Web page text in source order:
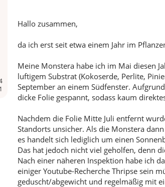
1
Hallo zusammen,
da ich erst seit etwa einem Jahr im
Meine Monstera habe ich im Mai diesen
luftigem Substrat (Kokoserde, Perlite,
September an einem Südfenster.
dicke Folie gespannt, sodass kaum
Nachdem die Folie Mitte Juli entfernt
Standorts unsicher. Als die Monstera
es handelt sich lediglich um einen
Das hat jedoch nicht viel geholfen, denn
Nach einer näheren Inspektion habe ich
einiger Youtube-Recherche Thripse sein
geduscht/abgewicht und regelmäßig mit